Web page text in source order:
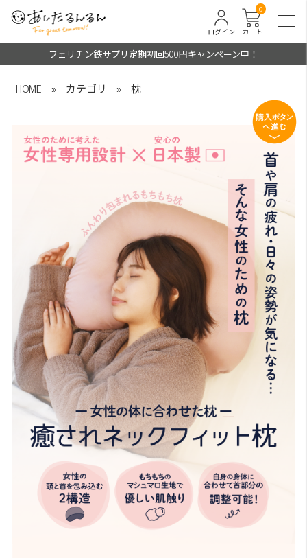
カート
0
ログイン
フェリチン鉄サプリ定期初回500円キャンペーン中！
HOME » カテゴリ » 枕